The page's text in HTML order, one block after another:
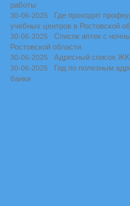
работы
30-06-2025
Где проходят
учебных центров в Ростовской
30-06-2025
Список аптек с
Ростовской области
30-06-2025 Адресный список
30-06-2025
Гид по полезным
банки